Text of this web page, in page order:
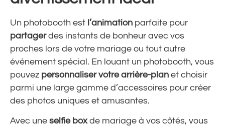
Un photobooth est l’animation parfaite pour
partagerdes instants de bonheur avec vos
proches lors de votre mariage ou tout autre
événement spécial. En louant un photobooth, vous
pouvez personnaliser votre arrière-plan et choisir
parmi une large gamme d’accessoires pour créer
des photos uniques et amusantes.
Avec une selfie boxde mariage à vos côtés, vous